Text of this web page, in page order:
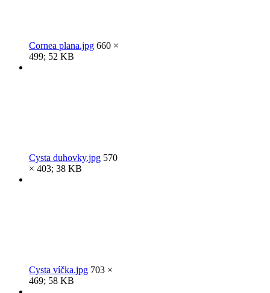
Cornea plana.jpg 660 ×
499; 52 KB
Cysta duhovky.jpg 570
× 403; 38 KB
Cysta víčka.jpg 703 ×
469; 58 KB